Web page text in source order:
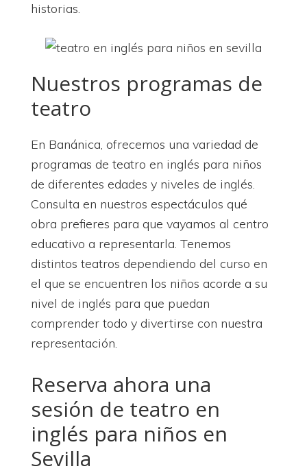
historias.
Nuestros programas de
teatro
En Banánica, ofrecemos una variedad de
programas de teatro en inglés para niños
de diferentes edades y niveles de inglés.
Consulta en nuestros espectáculos qué
obra prefieres para que vayamos al centro
educativo a representarla. Tenemos
distintos teatros dependiendo del curso en
el que se encuentren los niños acorde a su
nivel de inglés para que puedan
comprender todo y divertirse con nuestra
representación.
Reserva ahora una
sesión de teatro en
inglés para niños en
Sevilla